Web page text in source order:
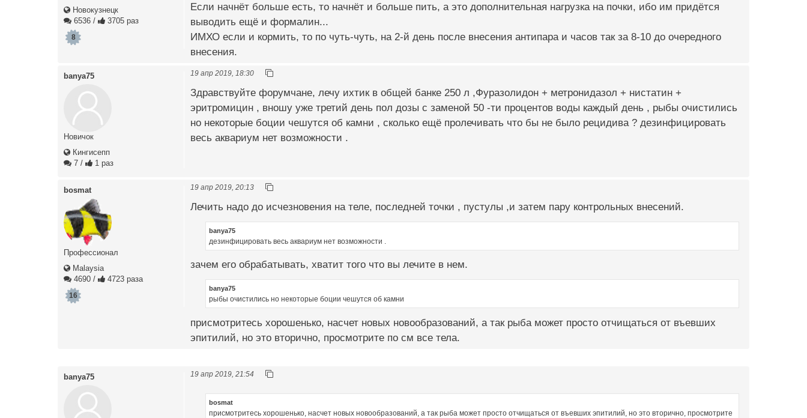
Новокузнецк
6536 / 3705 раз
8
Если начнёт больше есть, то начнёт и больше пить, а это дополнительная нагрузка на почки, ибо им придётся
выводить ещё и формалин...
ИМХО если и кормить, то по чуть-чуть, на 2-й день после внесения антипара и часов так за 8-10 до очередного
внесения.
banya75
Новичок
Кингисепп
7 / 1 раз
19 апр 2019, 18:30
Здравствуйте форумчане, лечу ихтик в общей банке 250 л ,Фуразолидон + метронидазол + нистатин +
эритромицин , вношу уже третий день пол дозы с заменой 50 -ти процентов воды каждый день , рыбы очистились
но некоторые боции чешутся об камни , сколько ещё пролечивать что бы не было рецидива ? дезинфицировать
весь аквариум нет возможности .
bosmat
Профессионал
Malaysia
4690 / 4723 раза
16
19 апр 2019, 20:13
Лечить надо до исчезновения на теле, последней точки , пустулы ,и затем пару контрольных внесений.
banya75
дезинфицировать весь аквариум нет возможности .
зачем его обрабатывать, хватит того что вы лечите в нем.
banya75
рыбы очистились но некоторые боции чешутся об камни
присмотритесь хорошенько, насчет новых новообразований, а так рыба может просто отчищаться от въевших
эпитилий, но это вторично, просмотрите по см все тела.
banya75 19 апр 2019, 21:54
bosmat
присмотритесь хорошенько, насчет новых новообразований, а так рыба может просто отчищаться от въевших эпитилий, но это вторично, просмотрите